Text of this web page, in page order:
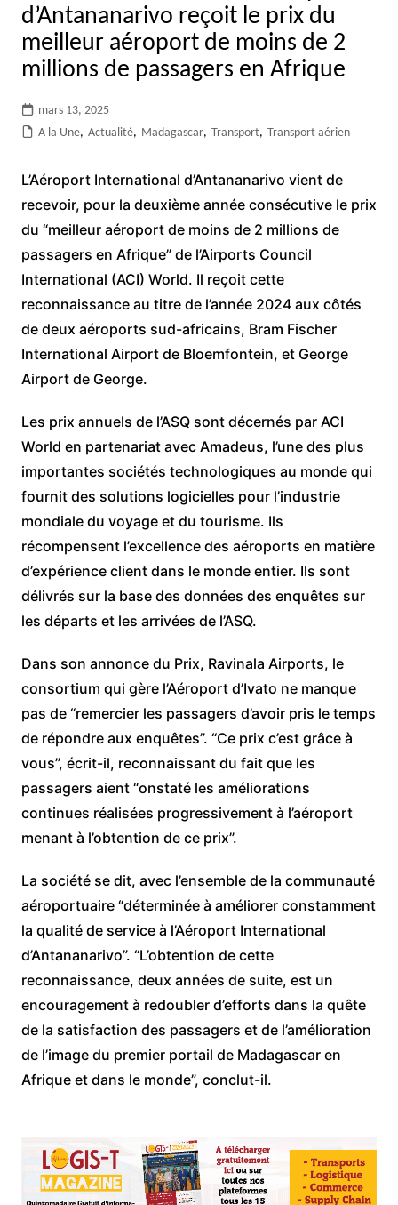
d’Antananarivo reçoit le prix du
meilleur aéroport de moins de 2
millions de passagers en Afrique
mars 13, 2025
A la Une, Actualité, Madagascar, Transport, Transport aérien
L’Aéroport International d’Antananarivo vient de
recevoir, pour la deuxième année consécutive le prix
du “meilleur aéroport de moins de 2 millions de
passagers en Afrique” de l’Airports Council
International (ACI) World. Il reçoit cette
reconnaissance au titre de l’année 2024 aux côtés
de deux aéroports sud-africains, Bram Fischer
International Airport de Bloemfontein, et George
Airport de George.
Les prix annuels de l’ASQ sont décernés par ACI
World en partenariat avec Amadeus, l’une des plus
importantes sociétés technologiques au monde qui
fournit des solutions logicielles pour l’industrie
mondiale du voyage et du tourisme. Ils
récompensent l’excellence des aéroports en matière
d’expérience client dans le monde entier. Ils sont
délivrés sur la base des données des enquêtes sur
les départs et les arrivées de l’ASQ.
Dans son annonce du Prix, Ravinala Airports, le
consortium qui gère l’Aéroport d’Ivato ne manque
pas de “remercier les passagers d’avoir pris le temps
de répondre aux enquêtes”. “Ce prix c’est grâce à
vous”, écrit-il, reconnaissant du fait que les
passagers aient “onstaté les améliorations
continues réalisées progressivement à l’aéroport
menant à l’obtention de ce prix”.
La société se dit, avec l’ensemble de la communauté
aéroportuaire “déterminée à améliorer constamment
la qualité de service à l’Aéroport International
d’Antananarivo”. “L’obtention de cette
reconnaissance, deux années de suite, est un
encouragement à redoubler d’efforts dans la quête
de la satisfaction des passagers et de l’amélioration
de l’image du premier portail de Madagascar en
Afrique et dans le monde”, conclut-il.